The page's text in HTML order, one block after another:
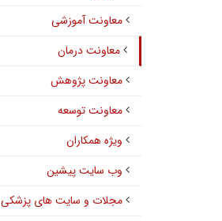
معاونت آموزشی
معاونت درمان
معاونت پژوهش
معاونت توسعه
ویژه همکاران
وب سایت پیشین
مجلات و سایت های پزشکی